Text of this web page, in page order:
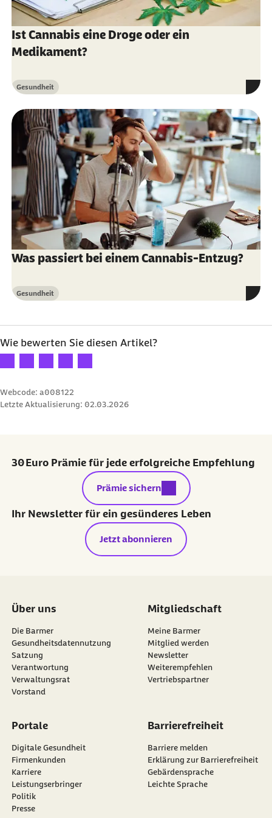
Ist Cannabis eine Droge oder ein
Medikament?
Kategorie
Gesundheit
Was passiert bei einem Cannabis-Entzug?
Kategorie
Gesundheit
Wie bewerten Sie diesen Artikel?
Webcode: a008122
Letzte Aktualisierung: 02.03.2026
30 Euro Prämie für jede erfolgreiche Empfehlung
externer Link:
Prämie sichern
Ihr Newsletter für ein gesünderes Leben
Jetzt abonnieren
Über uns
Die Barmer
Gesundheitsdatennutzung
Satzung
Verantwortung
Verwaltungsrat
Vorstand
Mitgliedschaft
Meine Barmer
Mitglied werden
Newsletter
externer Link:
Weiterempfehlen
Vertriebspartner
Portale
Digitale Gesundheit
Firmenkunden
Karriere
Leistungserbringer
Politik
Presse
Barrierefreiheit
Barriere melden
Erklärung zur Barrierefreiheit
Gebärdensprache
Leichte Sprache